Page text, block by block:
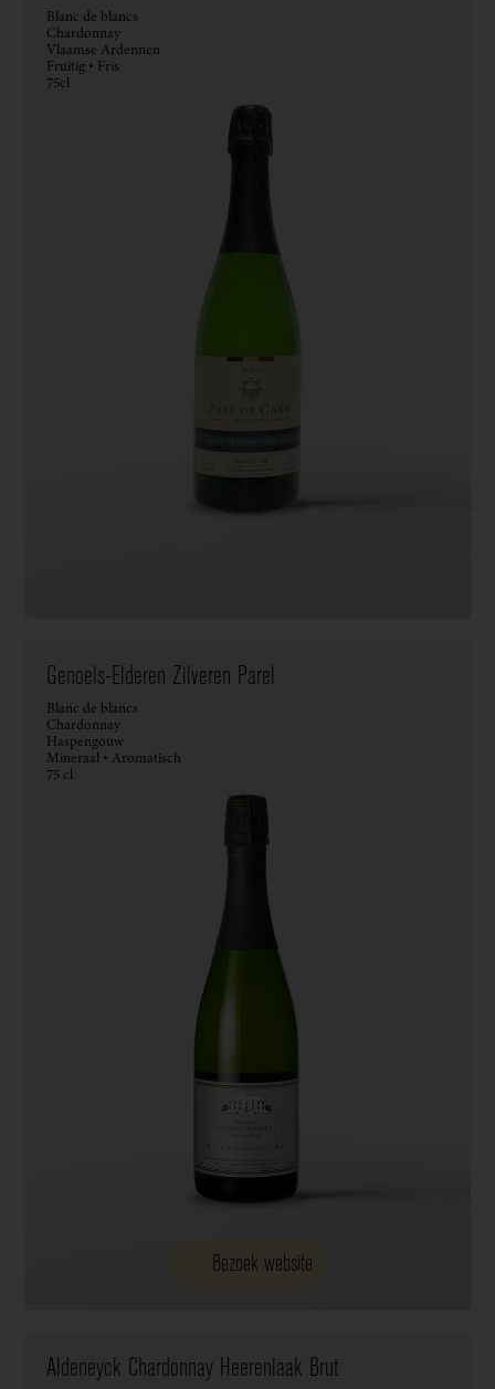
Blanc de blancs
Chardonnay
Vlaamse Ardennen
Fruitig • Fris
75cl
Genoels-Elderen Zilveren Parel
Blanc de blancs
Chardonnay
Haspengouw
Mineraal • Aromatisch
75 cl
Bezoek website
Aldeneyck Chardonnay Heerenlaak Brut